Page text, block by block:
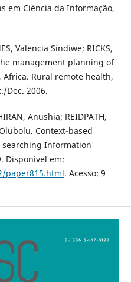
em Ciência da Informação,
Valencia Sindiwe; RICKS,
management planning of
Rural remote health,
Dec. 2006.
Anushia; REIDPATH,
Context-based
Information
Disponível em:
paper815.html. Acesso: 9